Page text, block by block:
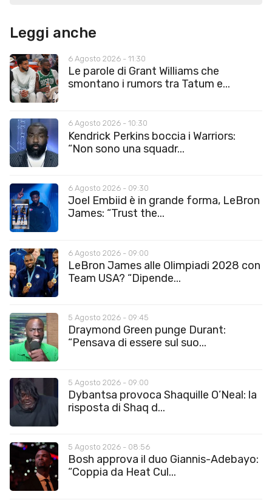
Leggi anche
6 Agosto 2026 - 11:30
Le parole di Grant Williams che
smontano i rumors tra Tatum e...
6 Agosto 2026 - 10:30
Kendrick Perkins boccia i Warriors:
“Non sono una squadr...
6 Agosto 2026 - 09:30
Joel Embiid è in grande forma, LeBron
James: “Trust the...
6 Agosto 2026 - 09:00
LeBron James alle Olimpiadi 2028 con
Team USA? “Dipende...
5 Agosto 2026 - 09:45
Draymond Green punge Durant:
“Pensava di essere sul suo...
5 Agosto 2026 - 09:00
Dybantsa provoca Shaquille O’Neal: la
risposta di Shaq d...
5 Agosto 2026 - 08:56
Bosh approva il duo Giannis-Adebayo:
“Coppia da Heat Cul...